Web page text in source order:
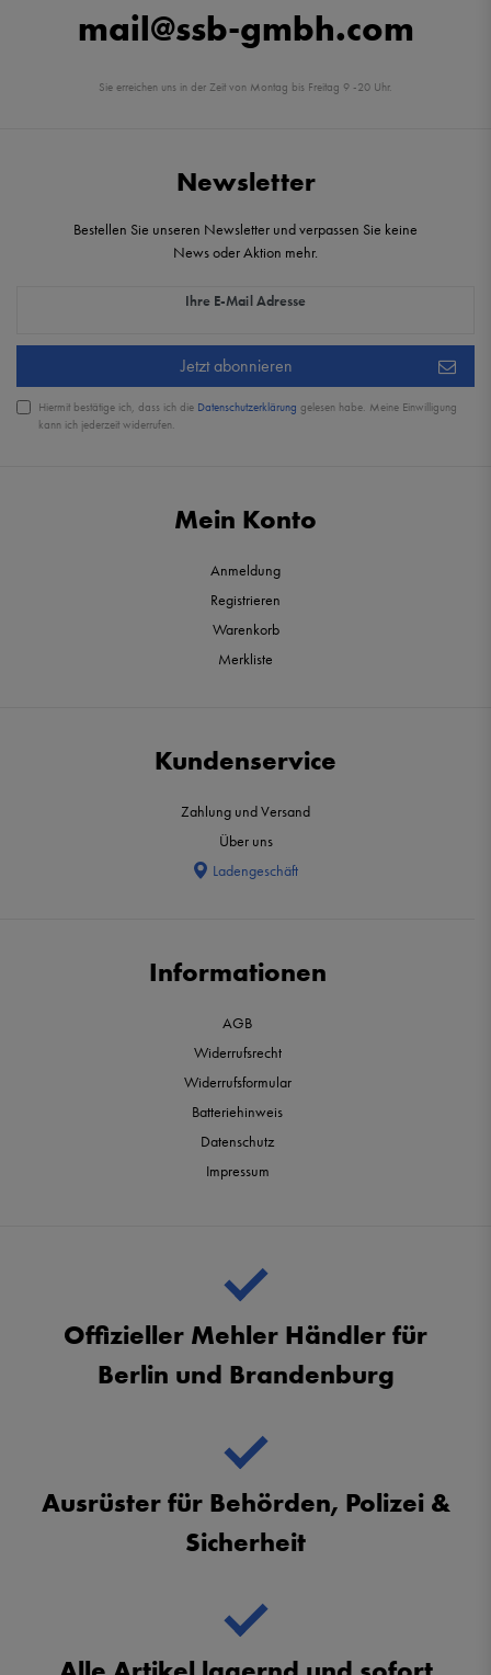
mail@ssb-gmbh.com
Sie erreichen uns in der Zeit von Montag bis Freitag 9 -20 Uhr.
Mein Konto
Anmeldung
Registrieren
Warenkorb
Merkliste
Kundenservice
Zahlung und Versand
Über uns
Ladengeschäft
Informationen
AGB
Widerrufsrecht
Widerrufsformular
Batteriehinweis
Datenschutz
Impressum
Newsletter
Bestellen Sie unseren Newsletter und verpassen Sie keine
News oder Aktion mehr.
Ihre E-Mail Adresse
Newsletter Honig
Jetzt abonnieren
Hiermit bestätige ich, dass ich die Daten­schutz­erklärung gelesen habe. Meine Einwilligung
kann ich jederzeit widerrufen.
Offizieller Mehler Händler für
Berlin und Brandenburg
Ausrüster für Behörden, Polizei &
Sicherheit